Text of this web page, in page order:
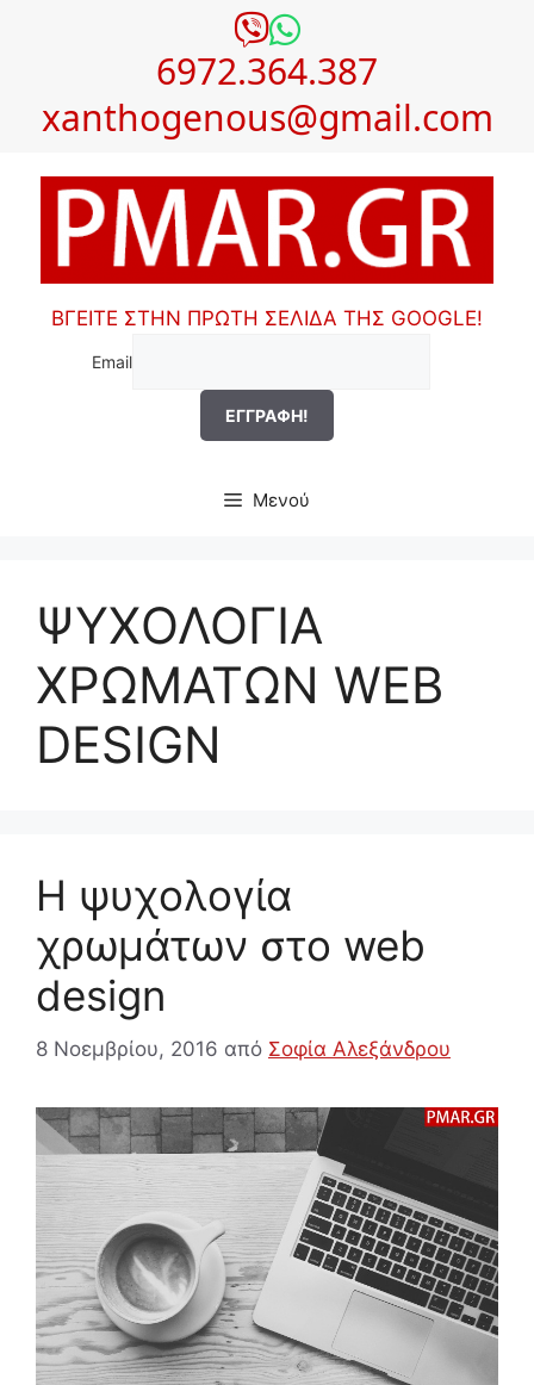
6972.364.387
xanthogenous@gmail.com
ΒΓΕΙΤΕ ΣΤΗΝ ΠΡΩΤΗ ΣΕΛΙΔΑ ΤΗΣ GOOGLE!
Email
Μενού
ΨΥΧΟΛΟΓΙΑ
ΧΡΩΜΑΤΩΝ WEB
DESIGN
Η ψυχολογία
χρωμάτων στο web
design
8 Νοεμβρίου, 2016 από Σοφία Αλεξάνδρου